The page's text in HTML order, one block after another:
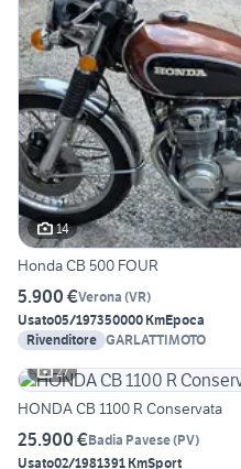
14
Honda CB 500 FOUR
5.900 €Verona (VR)
Usato05/197350000 KmEpoca
Rivenditore GARLATTIMOTO
27
HONDA CB 1100 R Conservata
25.900 €Badia Pavese(PV)
Usato02/1981391 KmSport